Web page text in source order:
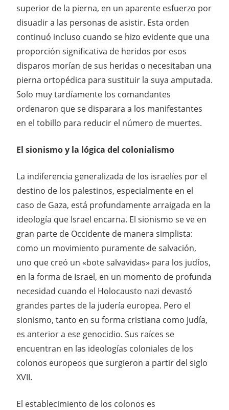
superior de la pierna, en un aparente esfuerzo por
disuadir a las personas de asistir. Esta orden
continuó incluso cuando se hizo evidente que una
proporción significativa de heridos por esos
disparos morían de sus heridas o necesitaban una
pierna ortopédica para sustituir la suya amputada.
Solo muy tardíamente los comandantes
ordenaron que se disparara a los manifestantes
en el tobillo para reducir el número de muertes.
El sionismo y la lógica del colonialismo
La indiferencia generalizada de los israelíes por el
destino de los palestinos, especialmente en el
caso de Gaza, está profundamente arraigada en la
ideología que Israel encarna. El sionismo se ve en
gran parte de Occidente de manera simplista:
como un movimiento puramente de salvación,
uno que creó un «bote salvavidas» para los judíos,
en la forma de Israel, en un momento de profunda
necesidad cuando el Holocausto nazi devastó
grandes partes de la judería europea. Pero el
sionismo, tanto en su forma cristiana como judía,
es anterior a ese genocidio. Sus raíces se
encuentran en las ideologías coloniales de los
colonos europeos que surgieron a partir del siglo
XVII.
El establecimiento de los colonos es